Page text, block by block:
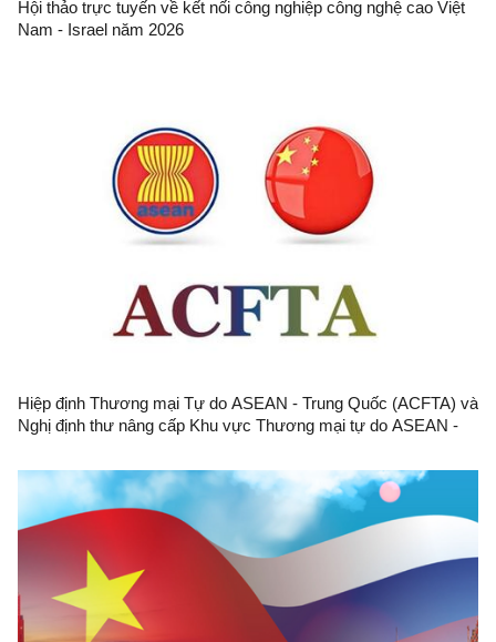
Hội thảo trực tuyến về kết nối công nghiệp công nghệ cao Việt
Nam - Israel năm 2026
Hiệp định Thương mại Tự do ASEAN - Trung Quốc (ACFTA) và
Nghị định thư nâng cấp Khu vực Thương mại tự do ASEAN -